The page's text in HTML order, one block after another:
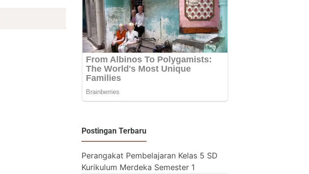
Postingan Terbaru
Perangakat Pembelajaran Kelas 5 SD
Kurikulum Merdeka Semester 1